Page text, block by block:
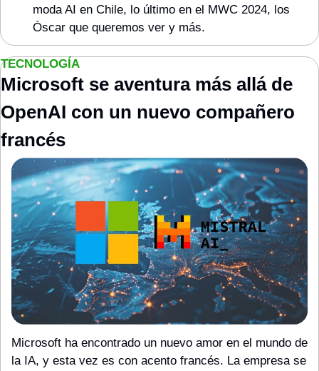
moda AI en Chile, lo último en el MWC 2024, los
Óscar que queremos ver y más.
TECNOLOGÍA
Microsoft se aventura más allá de
OpenAI con un nuevo compañero
francés
Microsoft ha encontrado un nuevo amor en el mundo de
la IA, y esta vez es con acento francés. La empresa se